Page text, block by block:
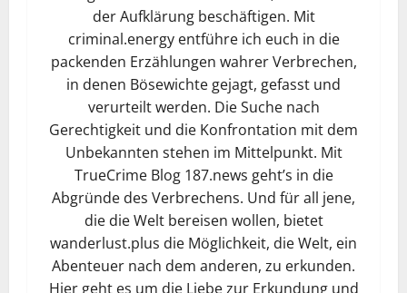
der Aufklärung beschäftigen. Mit
criminal.energy entführe ich euch in die
packenden Erzählungen wahrer Verbrechen,
in denen Bösewichte gejagt, gefasst und
verurteilt werden. Die Suche nach
Gerechtigkeit und die Konfrontation mit dem
Unbekannten stehen im Mittelpunkt. Mit
TrueCrime Blog 187.news geht’s in die
Abgründe des Verbrechens. Und für all jene,
die die Welt bereisen wollen, bietet
wanderlust.plus die Möglichkeit, die Welt, ein
Abenteuer nach dem anderen, zu erkunden.
Hier geht es um die Liebe zur Erkundung und